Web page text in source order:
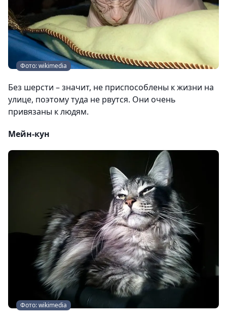
Фото: wikimedia
Без шерсти – значит, не приспособлены к жизни на
улице, поэтому туда не рвутся. Они очень
привязаны к людям.
Мейн-кун
Фото: wikimedia